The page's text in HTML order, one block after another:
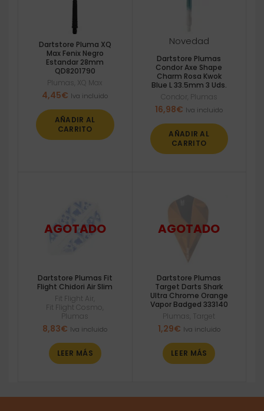
Dartstore Pluma XQ
Max Fenix Negro
Estandar 28mm
QD8201790
Plumas XQ Max
4,45€ Iva incluido
AÑADIR AL
CARRITO
Novedad
Dartstore Plumas
Condor Axe Shape
Charm Rosa Kwok
Blue L 33.5mm 3 Uds.
Condor Plumas
16,98€ Iva incluido
AÑADIR AL
CARRITO
Dartstore Plumas Fit
Flight Chidori Air Slim
Fit Flight Air
Fit Flight Cosmo
Plumas
8,83€ Iva incluido
LEER MÁS
Dartstore Plumas
Target Darts Shark
Ultra Chrome Orange
Vapor Badged 333140
Plumas Target
1,29€ Iva incluido
LEER MÁS